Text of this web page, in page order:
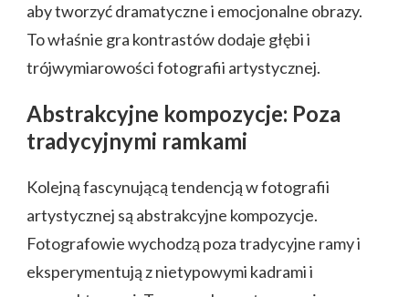
aby tworzyć dramatyczne i emocjonalne obrazy.
To właśnie gra kontrastów dodaje głębi i
trójwymiarowości fotografii artystycznej.
Abstrakcyjne kompozycje: Poza
tradycyjnymi ramkami
Kolejną fascynującą tendencją w fotografii
artystycznej są abstrakcyjne kompozycje.
Fotografowie wychodzą poza tradycyjne ramy i
eksperymentują z nietypowymi kadrami i